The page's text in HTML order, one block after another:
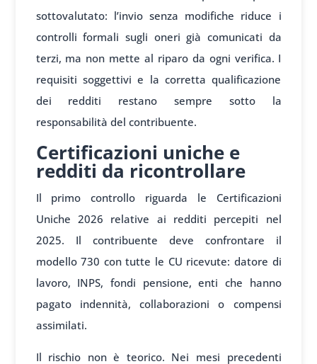
sottovalutato: l’invio senza modifiche riduce i
controlli formali sugli oneri già comunicati da
terzi, ma non mette al riparo da ogni verifica. I
requisiti soggettivi e la corretta qualificazione
dei redditi restano sempre sotto la
responsabilità del contribuente.
Certificazioni uniche e
redditi da ricontrollare
Il primo controllo riguarda le Certificazioni
Uniche 2026 relative ai redditi percepiti nel
2025. Il contribuente deve confrontare il
modello 730 con tutte le CU ricevute: datore di
lavoro, INPS, fondi pensione, enti che hanno
pagato indennità, collaborazioni o compensi
assimilati.
Il rischio non è teorico. Nei mesi precedenti